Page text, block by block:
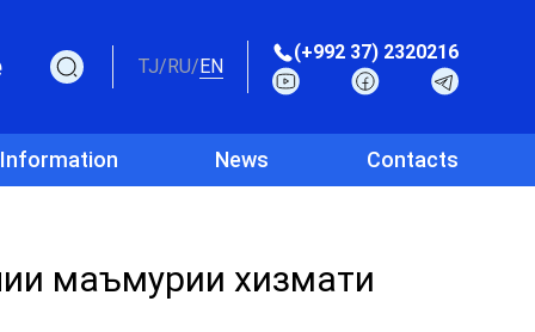
TJ/RU/EN
(+992 37) 2320216
News Contacts
маъмурии хизмати